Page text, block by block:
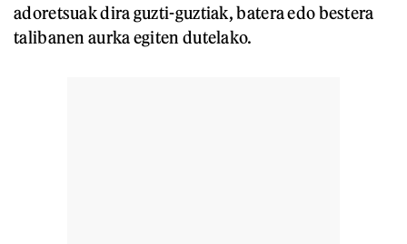
adoretsuak dira guzti-guztiak, batera edo bestera
talibanen aurka egiten dutelako.